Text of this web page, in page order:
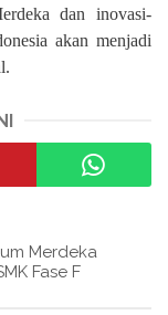
dan inovasi-
akan menjadi
Merdeka
Fase F